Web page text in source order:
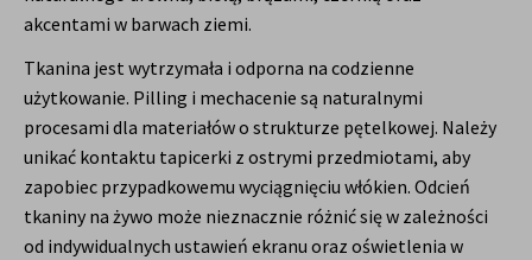
akcentami w barwach ziemi.
Tkanina jest wytrzymała i odporna na codzienne
użytkowanie. Pilling i mechacenie są naturalnymi
procesami dla materiałów o strukturze pętelkowej. Należy
unikać kontaktu tapicerki z ostrymi przedmiotami, aby
zapobiec przypadkowemu wyciągnięciu włókien. Odcień
tkaniny na żywo może nieznacznie różnić się w zależności
od indywidualnych ustawień ekranu oraz oświetlenia w